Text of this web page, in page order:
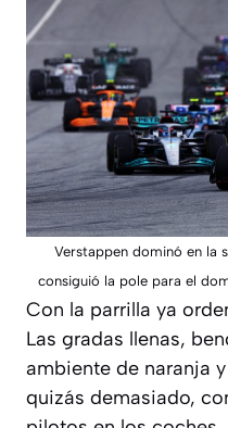
Verstappen dominó en la
consiguió la pole para el
Con la parrilla ya
Las gradas llenas,
ambiente de naranja
quizás demasiado,